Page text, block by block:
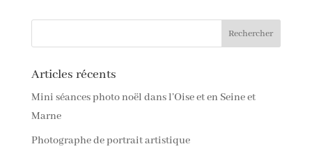
Articles récents
Mini séances photo noël dans l’Oise et en Seine et
Marne
Photographe de portrait artistique